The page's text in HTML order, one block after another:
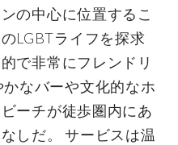
の中心に位置するこ
LGBTライフを探求
で非常にフレンドリ
なバーや文化的なホ
ーチが徒歩圏内にあ
しだ。 サービスは温